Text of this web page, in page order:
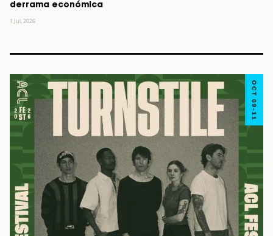
derrama económica
1 Jul, 2026